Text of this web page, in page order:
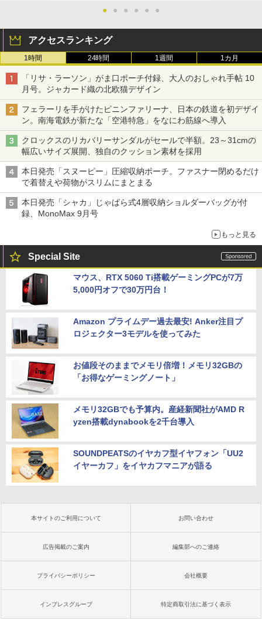
● ● ● ● ● ●
アクセスランキング
1時間 24時間 1週間 1カ月
「リサ・ラーソン」がま口ポーチ付録、大人のおしゃれ手帖 10
月号。ジャカード織の北欧猫デザイン
フェラーリを手がけたピニンファリーナ、日本の鉄道を初デザイ
ン。南海電鉄が新たな「空港特急」をなにわ筋線へ導入
クロックスのリカバリーサンダルがセールで半額。23～31cmの
幅広いサイズ展開、独自のクッション素材を採用
本日発売「スヌーピー」圧縮収納ポーチ。ファスナー閉めるだけ
で着替えや荷物がスリムにまとまる
本日発売「シャカ」じゃばら式4層収納ショルダーバッグが付
録、MonoMax 9月号
もっと見る
Special Site
マウス、RTX 5060 Ti搭載ゲーミングPCが7万
5,000円オフで30万円台！
Amazon プライムデー過去最安! Anker注目プ
ロジェクター3モデルを使ってみた
お値段そのままでメモリ倍増！メモリ32GBの
「お得なゲーミングノート」
メモリ32GBでも予算内。産経新聞社がAMD R
yzen搭載dynabookを2千台導入
SOUNDPEATSのイヤカフ型イヤフォン「UU2
イヤーカフ」をイヤカフマニアが語る
本サイトのご利用について お問い合わせ
広告掲載のご案内 編集部へのご連絡
プライバシーポリシー 会社概要
インプレスグループ 特定商取引法に基づく表示